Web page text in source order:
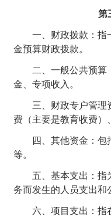
第
一、财政拨款：指
金预算财政拨款。
二、一般公共预算
金、专项收入。
三、财政专户管理
费（主要是教育收费）
四、其他资金：包
等。
五、基本支出：指
务而发生的人员支出和
六、项目支出：指